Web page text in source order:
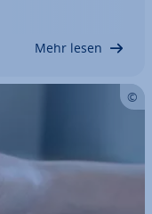
man von der
Mehr lesen